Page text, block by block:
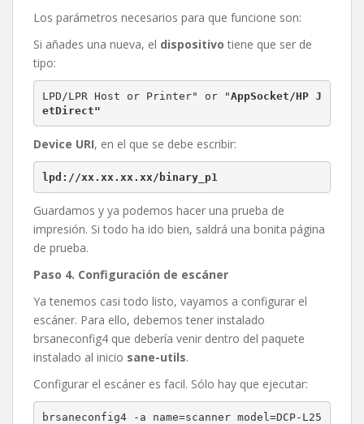
Los parámetros necesarios para que funcione son:
Si añades una nueva, el dispositivo tiene que ser de
tipo:
LPD/LPR Host or Printer" or "AppSocket/HP J
etDirect"
Device URI, en el que se debe escribir:
lpd://xx.xx.xx.xx/binary_p1
Guardamos y ya podemos hacer una prueba de
impresión. Si todo ha ido bien, saldrá una bonita página
de prueba.
Paso 4. Configuración de escáner
Ya tenemos casi todo listo, vayamos a configurar el
escáner. Para ello, debemos tener instalado
brsaneconfig4 que debería venir dentro del paquete
instalado al inicio sane-utils.
Configurar el escáner es facil. Sólo hay que ejecutar:
brsaneconfig4 -a name=scanner model=DCP-L25